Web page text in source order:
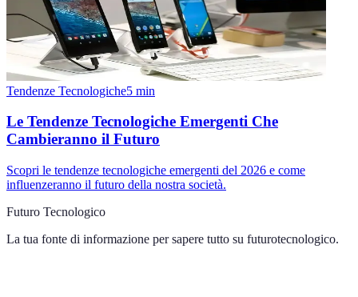
Tendenze Tecnologiche5 min
Le Tendenze Tecnologiche Emergenti Che
Cambieranno il Futuro
Scopri le tendenze tecnologiche emergenti del 2026 e come
influenzeranno il futuro della nostra società.
Futuro Tecnologico
La tua fonte di informazione per sapere tutto su futurotecnologico.